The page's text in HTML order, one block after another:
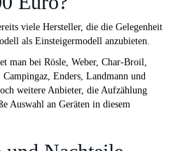
viele Hersteller, die die Gelegenheit
als Einsteigermodell anzubieten.
man bei Rösle, Weber, Char-Broil,
Enders, Landmann und
weitere Anbieter, die Aufzählung
Auswahl an Geräten in diesem